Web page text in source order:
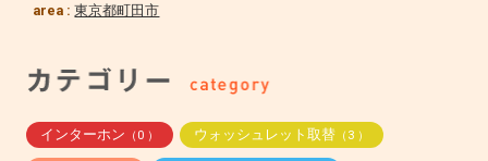
area :東京都町田市
インターホン （0 ） ウォッシュレット取替（3 ）